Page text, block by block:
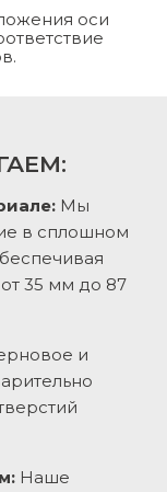
оси
Мы
в сплошном
35 мм до 87
и
Наше